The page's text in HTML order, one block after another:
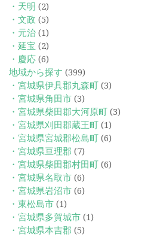
・天明 (2)
・文政 (5)
・元治 (1)
・延宝 (2)
・慶応 (6)
地域から探す (399)
・宮城県伊具郡丸森町 (3)
・宮城県角田市 (3)
・宮城県柴田郡大河原町 (3)
・宮城県刈田郡蔵王町 (1)
・宮城県宮城郡松島町 (6)
・宮城県亘理郡 (7)
・宮城県柴田郡村田町 (6)
・宮城県名取市 (6)
・宮城県岩沼市 (6)
・東松島市 (1)
・宮城県多賀城市 (1)
・宮城県本吉郡 (5)